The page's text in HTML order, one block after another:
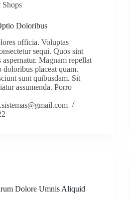
Shops
Doloribus
officia. Voluptas
sequi. Quos sint
aspernatur. Magnam repellat
doloribus placeat quam.
sunt quibusdam. Sit
assumenda. Porro
Dolore Umnis Aliquid